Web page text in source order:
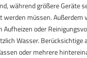
während größere Geräte
werden müssen. Außerdem
Aufheizen oder
Wasser. Berücksichtige
oder mehrere